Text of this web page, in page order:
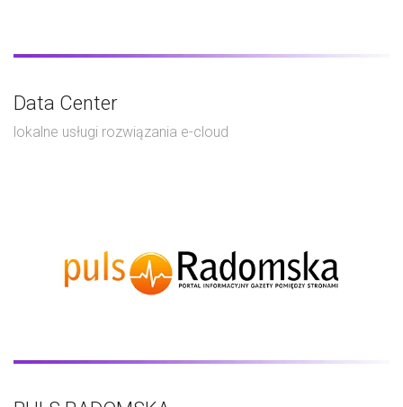
Data Center
lokalne usługi rozwiązania e-cloud